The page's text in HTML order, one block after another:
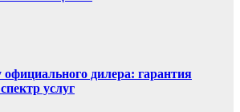
дилера: гарантия
услуг